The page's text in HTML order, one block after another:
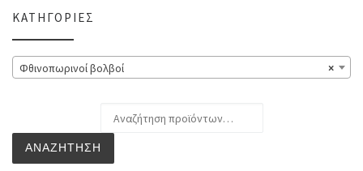
ΚΑΤΗΓΟΡΊΕΣ
×
Φθινοπωρινοί βολβοί
ΑΝΑΖΉΤΗΣΗ